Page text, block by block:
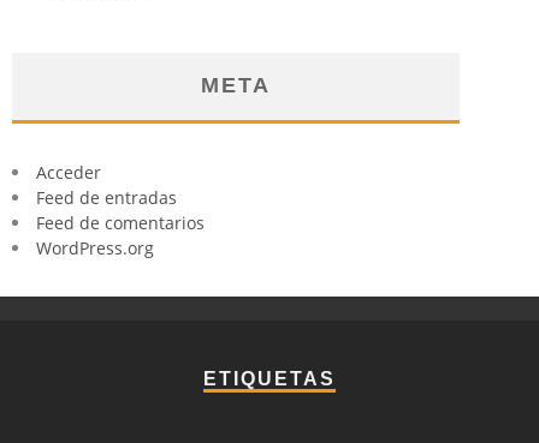
META
Acceder
Feed de entradas
Feed de comentarios
WordPress.org
ETIQUETAS